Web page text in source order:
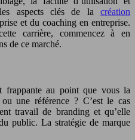
aspects clés de la création
et du coaching en entreprise.
carrière, commencez à en
de ce marché.
frappante au point que vous la
une référence ? C’est le cas
travail de branding et qu’elle
public. La stratégie de marque